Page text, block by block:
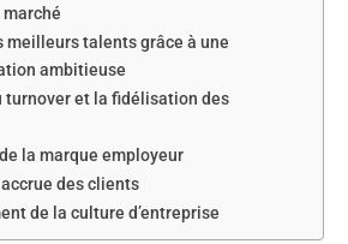
meilleurs talents grâce à une
ambitieuse
turnover et la fidélisation des
la marque employeur
des clients
de la culture d’entreprise